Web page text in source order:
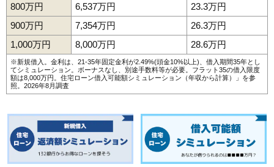
800万円
6,537万円
23.3万円
900万円
7,354万円
26.3万円
1,000万円
8,000万円 28.6万円
※新規借入。金利は、21-35年固定金利が2.49%(頭金10%以上)、借入期間35年とし
てシミュレーション。ボーナスなし、別途手数料等が必要。フラット35の借入限度
額は8,000万円。 住宅ローン借入可能額シミュレーション（年収から計算）
」を参
照。2026年8月調査